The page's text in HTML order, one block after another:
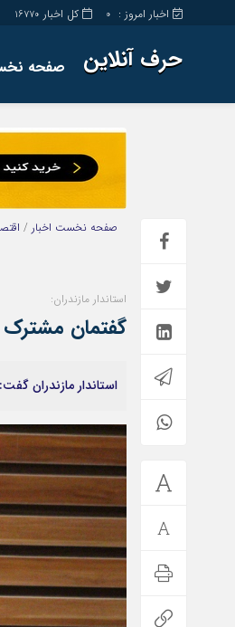
کل اخبار 16770 اخبار امروز : 0
حرف آنلاین صفحه
صفحه نخست اخبار /
استاندار مازندران:
گفتمان
استاندار مازندران